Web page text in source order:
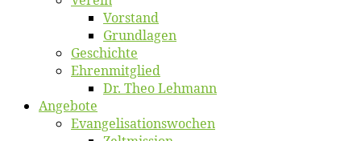
Vor­stand
Grund­la­gen
Ge­schich­te
Eh­ren­mit­glied
Dr. Theo Lehmann
An­ge­bo­te
Evangelisa­tions­wo­chen